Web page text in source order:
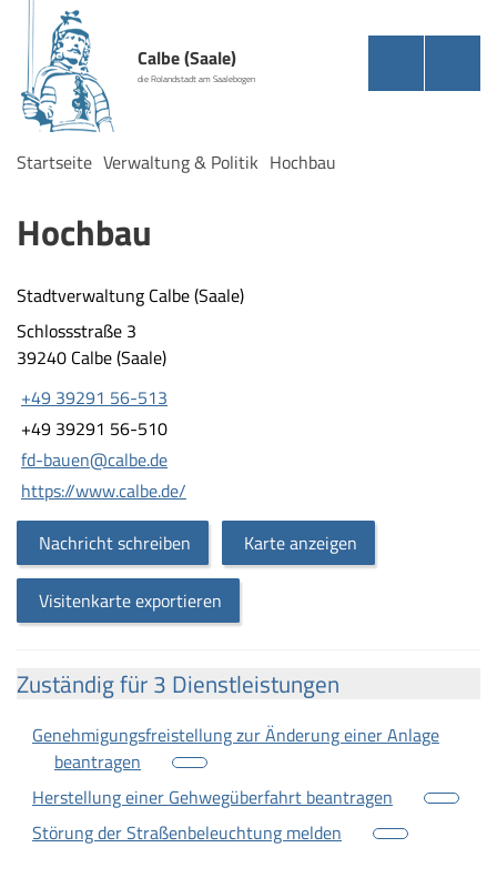
Calbe (Saale)
die Rolandstadt am Saalebogen
Startseite Verwaltung & Politik Hochbau
Hochbau
Stadtverwaltung Calbe (Saale)
Schlossstraße 3
39240 Calbe (Saale)
+49 39291 56-513
+49 39291 56-510
fd-bauen@calbe.de
https://www.calbe.de/
Nachricht schreiben
Karte anzeigen
Visitenkarte exportieren
Zuständig für 3 Dienstleistungen
Genehmigungsfreistellung zur Änderung einer Anlage
beantragen
Herstellung einer Gehwegüberfahrt beantragen
Störung der Straßenbeleuchtung melden